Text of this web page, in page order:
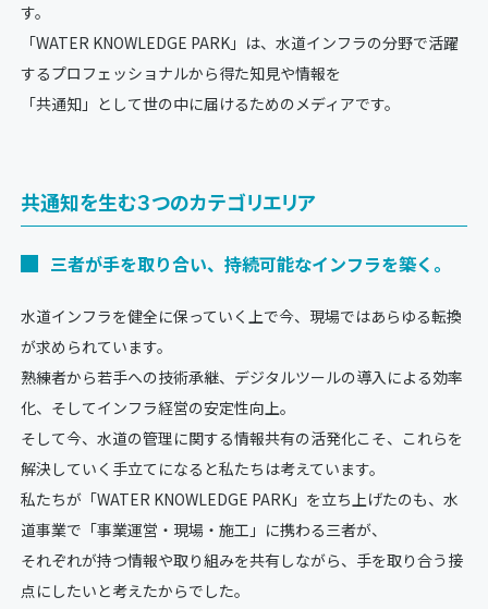
す。
「WATER KNOWLEDGE PARK」は、水道インフラの分野で活躍
するプロフェッショナルから得た知見や情報を
「共通知」として世の中に届けるためのメディアです。
共通知を生む３つのカテゴリエリア
三者が手を取り合い、持続可能なインフラを築く。
水道インフラを健全に保っていく上で今、現場ではあらゆる転換
が求められています。
熟練者から若手への技術承継、デジタルツールの導入による効率
化、そしてインフラ経営の安定性向上。
そして今、水道の管理に関する情報共有の活発化こそ、これらを
解決していく手立てになると私たちは考えています。
私たちが「WATER KNOWLEDGE PARK」を立ち上げたのも、水
道事業で「事業運営・現場・施工」に携わる三者が、
それぞれが持つ情報や取り組みを共有しながら、手を取り合う接
点にしたいと考えたからでした。